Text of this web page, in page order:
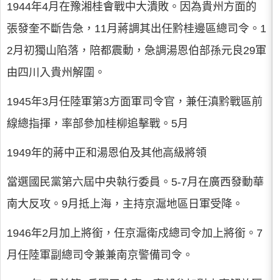
1944年4月在豫湘桂會戰中大潰敗。因為貴州方面的
張發奎不斷告急，11月蔣調其出任黔桂邊區總司令。1
2月初獨山陷落，陪都震動，急調湯恩伯部孫元良29軍
由四川入貴州解圍。
1945年3月任陸軍第3方面軍司令官，兼任滇黔戰區前
線總指揮，率部參加桂柳追擊戰。5月
1949年的蔣中正和湯恩伯及其他高級將領
當選國民黨第六屆中央執行委員。5-7月在廣西發動華
南大反攻。9月抵上海，主持京滬地區日軍受降。
1946年2月加上將銜，任京滬衛戍總司令加上將銜。7
月任陸軍副總司令兼兼南京警備司令。